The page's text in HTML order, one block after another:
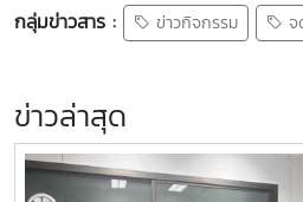
กลุ่มข่าวสาร : ข่าวกิจกรรม จ
ข่าวล่าสุด